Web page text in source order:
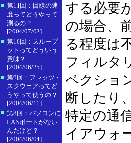
■ 第11回：回線の速
度ってどうやって
測るの？
[2004/07/02]
■ 第10回：スループ
ットってどういう
意味？
[2004/06/25]
■ 第9回：フレッツ・
スクウェアってど
うやって使うの？
[2004/06/11]
■ 第8回：パソコンに
LANポートがない
んだけど？
[2004/06/04]
する必要
の場合、
る程度は
フィルタ
ペクショ
断したり
特定の通
イアウォ